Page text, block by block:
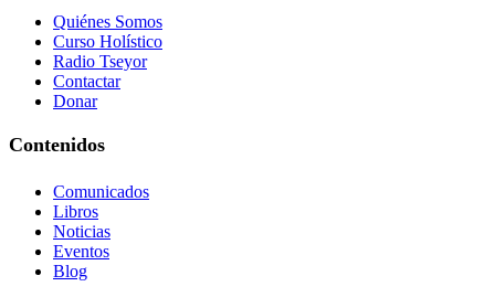
Quiénes Somos
Curso Holístico
Radio Tseyor
Contactar
Donar
Contenidos
Comunicados
Libros
Noticias
Eventos
Blog